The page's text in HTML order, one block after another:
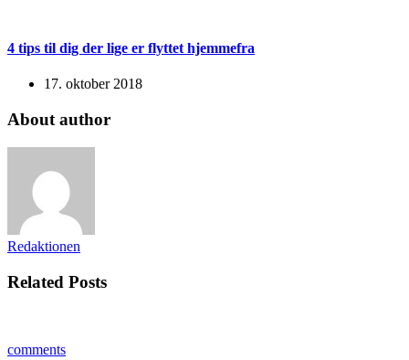
4 tips til dig der lige er flyttet hjemmefra
17. oktober 2018
About author
Redaktionen
Related Posts
comments